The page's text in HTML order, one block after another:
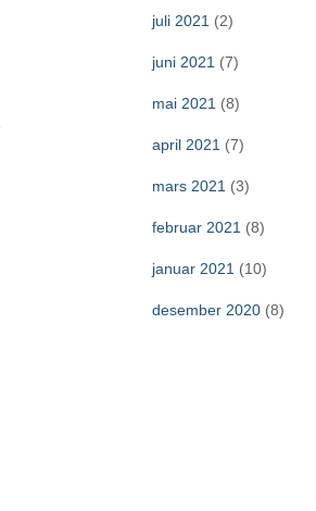
juli 2021 (2)
juni 2021 (7)
mai 2021 (8)
april 2021 (7)
mars 2021 (3)
februar 2021 (8)
januar 2021 (10)
desember 2020(8)